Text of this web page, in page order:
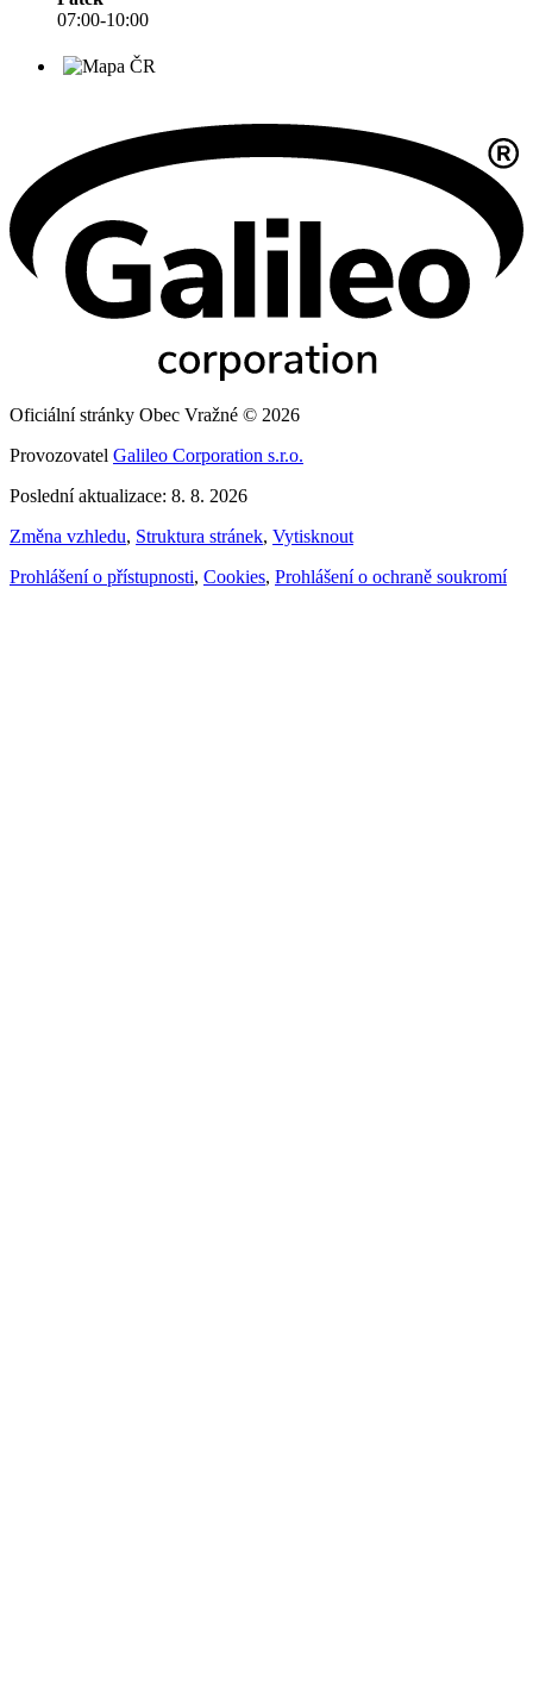
07:00-10:00
Oficiální stránky Obec Vražné © 2026
Provozovatel Galileo Corporation s.r.o.
Poslední aktualizace: 8. 8. 2026
Změna vzhledu, Struktura stránek, Vytisknout
Prohlášení o přístupnosti, Cookies, Prohlášení o ochraně soukromí